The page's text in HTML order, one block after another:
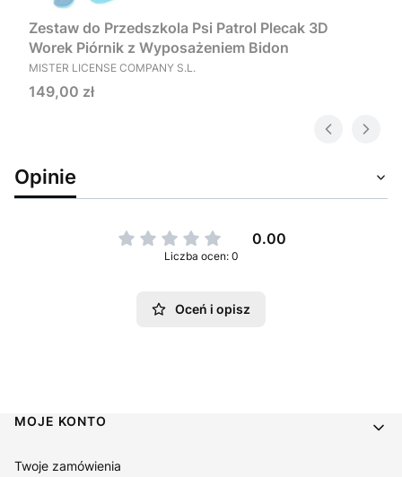
Zestaw do Przedszkola Psi Patrol Plecak 3D
Worek Piórnik z Wyposażeniem Bidon
PRODUCENT
MISTER LICENSE COMPANY S.L.
Cena
149,00 zł
Opinie
0.00
Liczba ocen: 0
Oceń i opisz
Linki w stopce
MOJE KONTO
Twoje zamówienia